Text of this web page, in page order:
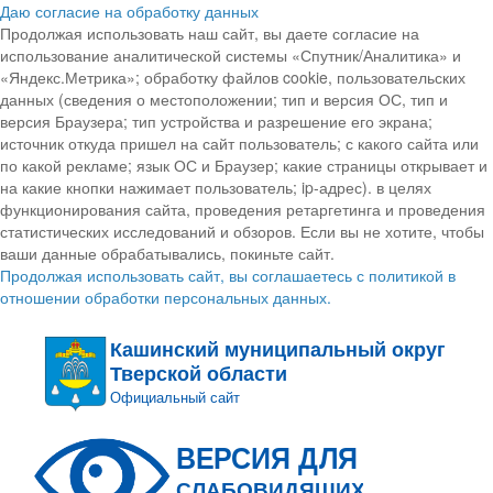
Даю согласие на обработку данных
Продолжая использовать наш сайт, вы даете согласие на
использование аналитической системы «Спутник/Аналитика» и
«Яндекс.Метрика»; обработку файлов cookie, пользовательских
данных (сведения о местоположении; тип и версия ОС, тип и
версия Браузера; тип устройства и разрешение его экрана;
источник откуда пришел на сайт пользователь; с какого сайта или
по какой рекламе; язык ОС и Браузер; какие страницы открывает и
на какие кнопки нажимает пользователь; ip-адрес). в целях
функционирования сайта, проведения ретаргетинга и проведения
статистических исследований и обзоров. Если вы не хотите, чтобы
ваши данные обрабатывались, покиньте сайт.
Продолжая использовать сайт, вы соглашаетесь с политикой в
отношении обработки персональных данных.